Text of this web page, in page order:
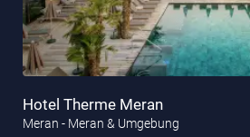
Hotel Therme Meran
Meran - Meran & Umgebung